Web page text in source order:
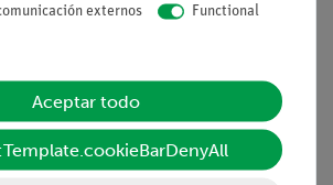
Nº de artículo
Curvas características
de un transistor NPN
externos Functional
Aceptar todo